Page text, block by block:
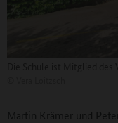
Martin Krämer und